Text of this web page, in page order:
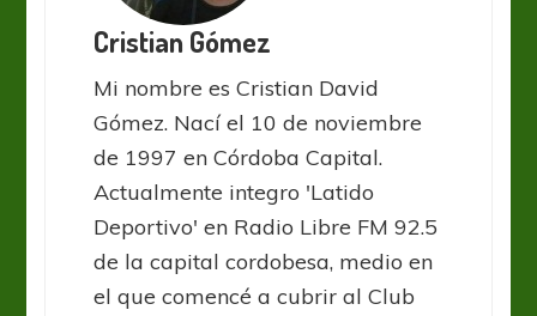
Cristian Gómez
Mi nombre es Cristian David
Gómez. Nací el 10 de noviembre
de 1997 en Córdoba Capital.
Actualmente integro 'Latido
Deportivo' en Radio Libre FM 92.5
de la capital cordobesa, medio en
el que comencé a cubrir al Club